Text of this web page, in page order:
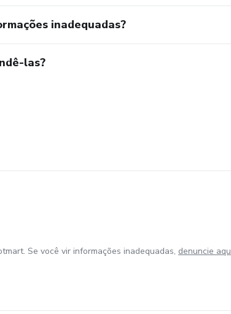
inadequadas?
las?
Se você vir informações inadequadas, denuncie